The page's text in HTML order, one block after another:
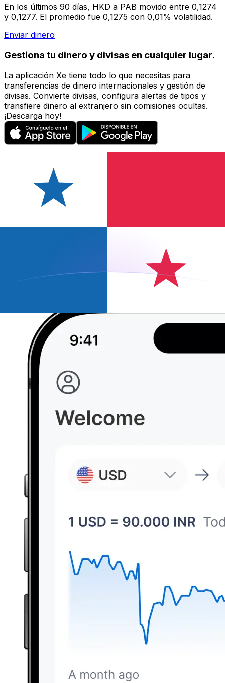
En los últimos 90 días, HKD a PAB movido entre 0,1274
y 0,1277. El promedio fue 0,1275 con 0,01% volatilidad.
Enviar dinero
Gestiona tu dinero y divisas en cualquier lugar.
La aplicación Xe tiene todo lo que necesitas para
transferencias de dinero internacionales y gestión de
divisas. Convierte divisas, configura alertas de tipos y
transfiere dinero al extranjero sin comisiones ocultas.
¡Descarga hoy!